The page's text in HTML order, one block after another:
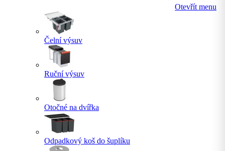
Otevřít menu
Čelní výsuv
Ruční výsuv
Otočné na dvířka
Odpadkový koš do šuplíku